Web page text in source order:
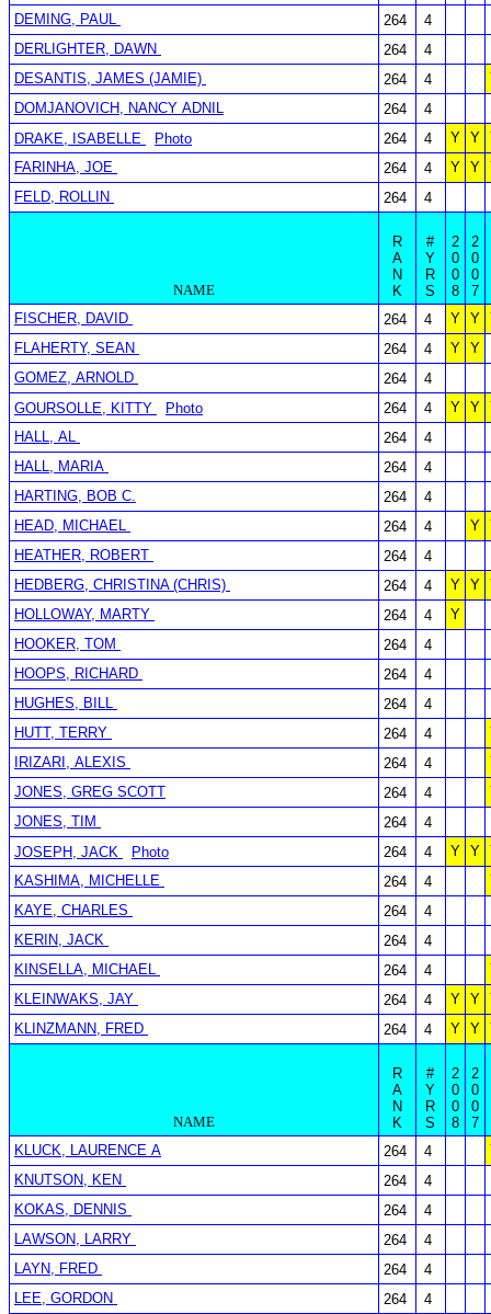
DEMING, PAUL
264
4
DERLIGHTER, DAWN
264
4
DESANTIS, JAMES (JAMIE)
264 4
DOMJANOVICH, NANCY ADNIL
264
4
DRAKE, ISABELLE
Photo 264 4 Y Y
FARINHA, JOE
264 4 Y Y
FELD, ROLLIN
264 4
NAME
R
A
N
K
#
Y
R
S
2
0
0
8
2
0
0
7
FISCHER, DAVID
264 4 Y Y
FLAHERTY, SEAN
264 4 Y Y
GOMEZ, ARNOLD
264
4
GOURSOLLE, KITTY
Photo 264 4 Y Y
HALL, AL
264
4
HALL, MARIA
264
4
HARTING, BOB C.
264
4
HEAD, MICHAEL
264 4 Y
HEATHER, ROBERT
264
4
HEDBERG, CHRISTINA (CHRIS)
264 4 Y Y
HOLLOWAY, MARTY
264 4
Y
HOOKER, TOM
264
4
HOOPS, RICHARD
264
4
HUGHES, BILL
264
4
HUTT, TERRY
264 4
IRIZARI, ALEXIS
264 4
JONES, GREG SCOTT
264 4
JONES, TIM
264
4
JOSEPH, JACK
Photo 264 4 Y Y
KASHIMA, MICHELLE
264 4
KAYE, CHARLES
264
4
KERIN, JACK
264
4
KINSELLA, MICHAEL
264 4
KLEINWAKS, JAY
264 4 Y Y
KLINZMANN, FRED
264 4 Y Y
NAME
R
A
N
K
#
Y
R
S
2
0
0
8
2
0
0
7
KLUCK, LAURENCE A
264 4
KNUTSON, KEN
264
4
KOKAS, DENNIS
264
4
LAWSON, LARRY
264
4
LAYN, FRED
264
4
LEE, GORDON
264 4